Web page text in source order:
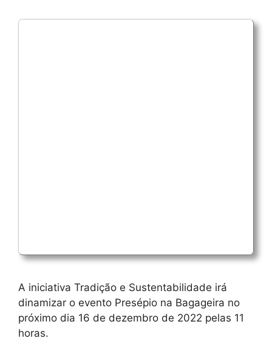
A iniciativa Tradição e Sustentabilidade irá
dinamizar o evento Presépio na Bagageira no
próximo dia 16 de dezembro de 2022 pelas 11
horas.